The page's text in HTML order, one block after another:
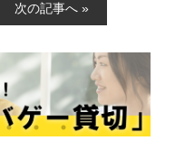
次の記事へ »